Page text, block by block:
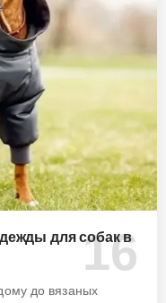
для собак в
до вязаных